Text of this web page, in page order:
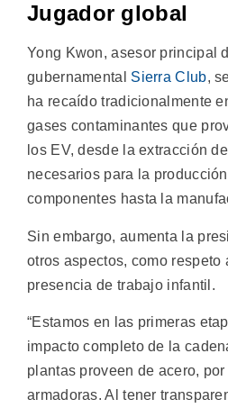
Jugador global
Yong Kwon, asesor principal
gubernamental Sierra Club,
ha recaído tradicionalmente
gases contaminantes que
los EV, desde la extracción
necesarios para la
componentes hasta la
Sin embargo, aumenta la
otros aspectos, como respeto
presencia de trabajo infantil.
“Estamos en las primeras
impacto completo de la
plantas proveen de acero,
armadoras. Al tener